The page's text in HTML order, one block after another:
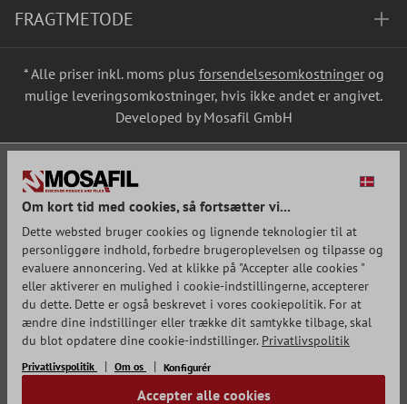
FRAGTMETODE
* Alle priser inkl. moms plus forsendelsesomkostningerog
mulige leveringsomkostninger, hvis ikke andet er angivet.
Developed by Mosafil GmbH
Om kort tid med cookies, så fortsætter vi...
Dette websted bruger cookies og lignende teknologier til at
personliggøre indhold, forbedre brugeroplevelsen og tilpasse og
evaluere annoncering. Ved at klikke på "Accepter alle cookies "
eller aktiverer en mulighed i cookie-indstillingerne, accepterer
du dette. Dette er også beskrevet i vores cookiepolitik. For at
ændre dine indstillinger eller trække dit samtykke tilbage, skal
du blot opdatere dine cookie-indstillinger. Privatlivspolitik
Privatlivspolitik Om os Konfigurér
Accepter alle cookies